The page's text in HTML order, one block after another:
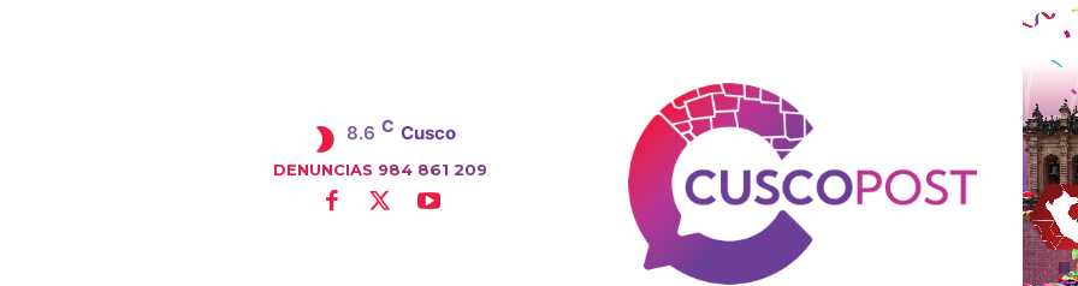
8.6 C Cusco
DENUNCIAS 984 861 209